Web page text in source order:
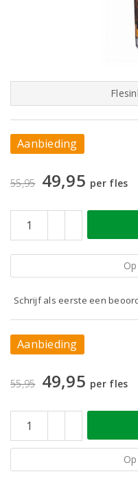
Aanbieding
55,95 49,95 per fles
Schrijf als eerste een
Aanbieding
55,95 49,95 per fles